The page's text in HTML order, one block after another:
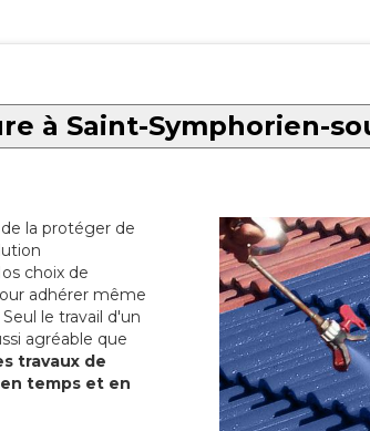
à Saint-Symphorien-
la protéger de
choix de
adhérer même
le travail d'un
agréable que
travaux de
temps et en